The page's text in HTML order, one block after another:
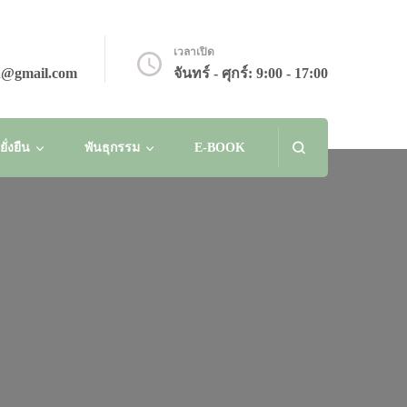
เวลาเปิด
จันทร์ - ศุกร์: 9:00 - 17:00
งยืน พันธุกรรม E-BOOK